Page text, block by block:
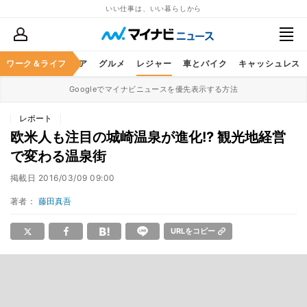
いい仕事は、いい暮らしから
ワーク＆ライフ
暮らし ヘルスケア グルメ レジャー 車とバイク キャッシュレス
Googleでマイナビニュースを優先表示する方法
レポート
欧米人も注目の城崎温泉が進化!? 観光地経営
で変わる温泉街
掲載日 2016/03/09 09:00
著者： 藤田真吾
URLをコピー